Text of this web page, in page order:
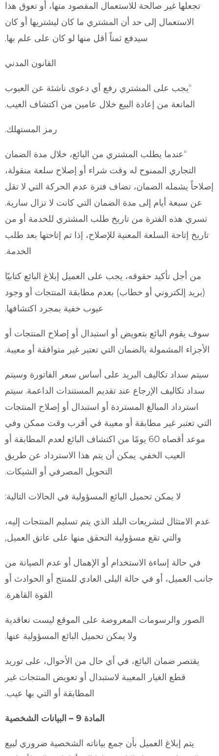
تجعلها غير صالحة للاستعمال المقصود منها، أو تعوق هذا
الاستعمال إلى حد أن المشتري ما كان ليشتريها أو كان
سيدفع ثمناً أقل منها لو كان على علم بها.
القانون المدني
“يجب على المشتري رفع أي دعوى ناشئة عن العيوب
المانعة من إعادة البيع خلال عامين من اكتشاف العيب.
رمز المستهلك.
“عندما يطلب المشتري من البائع، خلال مدة الضمان
التجاري الممنوح له وقت شراء أو إصلاح سلعة منقولة،
إصلاحاً يشمله الضمان، تضاف فترة عدم الحركة التي لا تقل
عن سبعة أيام إلى مدة الضمان التي كانت لا تزال سارية.
تسري هذه الفترة من تاريخ طلب المشتري للخدمة أو من
تاريخ إتاحة السلعة المعنية للإصلاح، إذا تم إتاحتها بعد طلب
الخدمة.
من أجل تأكيد حقوقه، يجب على العميل إبلاغ البائع كتابيًا
(بريد إلكتروني أو خطاب) بعدم مطابقة المنتجات أو وجود
عيوب خفية بمجرد اكتشافها.
سوف يقوم البائع بتعويض أو استبدال أو إصلاح المنتجات أو
الأجزاء المشمولة بالضمان التي تعتبر غير متوافقة أو معيبة.
سيتم سداد تكاليف البريد على أساس سعر الفاتورة وسيتم
سداد تكاليف الإرجاع عند تقديم المستندات الداعمة. سيتم
استرداد المبالغ المستردة أو استبدال أو إصلاح المنتجات
التي تعتبر غير مطابقة أو معيبة في أقرب وقت ممكن وفي
موعد أقصاه 60 يومًا من اكتشاف البائع لعدم المطابقة أو
العيب الخفي. يمكن أن يتم هذا الاسترداد عن طريق
التحويل المصرفي أو الشيكات.
لا يمكن تحميل البائع المسؤولية في الحالات التالية:
عدم الامتثال لتشريعات البلد الذي يتم تسليم المنتجات إليه،
والتي تقع مسؤولية التحقق منها على عاتق العميل,
في حالة إساءة الاستخدام أو الإهمال أو عدم الصيانة من
جانب العميل، أو في حالة البلى العادي للمنتج أو الحوادث أو
القوة القاهرة.
الصور والرسومات المعروضة على الموقع ليست تعاقدية
ولا يمكن تحميل البائع المسؤولية عنها.
يقتصر ضمان البائع، في أي حال من الأحوال، على توريد
قطع الغيار المعيبة لاستبدال أو تعويض المنتجات غير
المطابقة أو التي بها عيب.
المادة 9 – البيانات الشخصية
يتم إبلاغ العميل بأن جمع بياناته الشخصية ضروري لبيع